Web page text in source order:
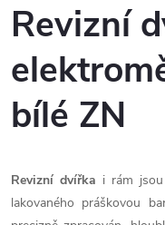
Revizní
bílé ZN
Revizní dvířka i rám
lakovaného práškovou